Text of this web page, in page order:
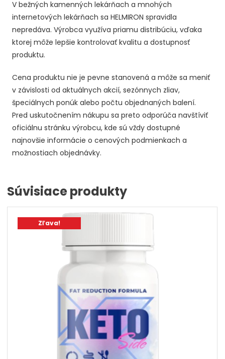
V bežných kamenných lekárňach a mnohých
internetových lekárňach sa HELMIRON spravidla
nepredáva. Výrobca využíva priamu distribúciu, vďaka
ktorej môže lepšie kontrolovať kvalitu a dostupnosť
produktu.
Cena produktu nie je pevne stanovená a môže sa meniť
v závislosti od aktuálnych akcií, sezónnych zliav,
špeciálnych ponúk alebo počtu objednaných balení.
Pred uskutočnením nákupu sa preto odporúča navštíviť
oficiálnu stránku výrobcu, kde sú vždy dostupné
najnovšie informácie o cenových podmienkach a
možnostiach objednávky.
Súvisiace produkty
Zľava!